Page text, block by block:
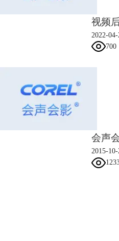
2022-04-
700
会声
2015-